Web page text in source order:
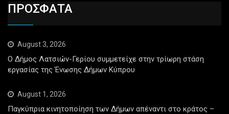
ΠΡΟΣΦΑΤΑ
August 3, 2026
Ο Δήμος Λατσιών-Γερίου συμμετείχε στην τρίωρη στάση
εργασίας της Ένωσης Δήμων Κύπρου
August 1, 2026
Παγκύπρια κινητοποίηση των Δήμων απέναντι στο κράτος –